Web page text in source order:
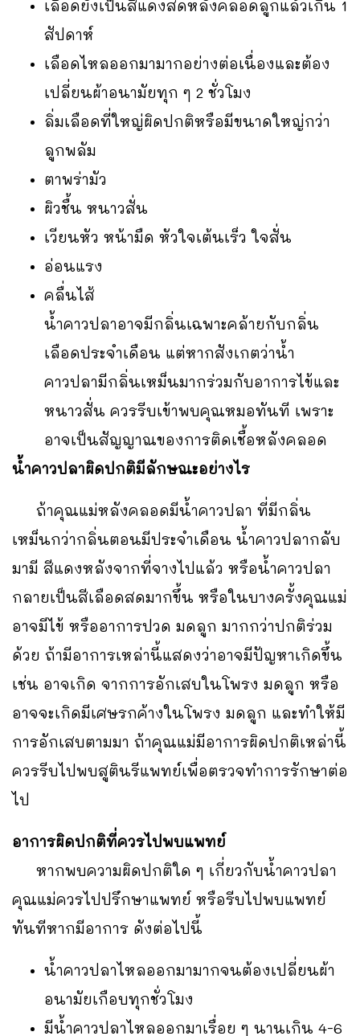
เลือดยังเป็นสีแดงสดหลังคลอดลูกแล้วเกิน 1
สัปดาห์
เลือดไหลออกมามากอย่างต่อเนื่องและต้อง
เปลี่ยนผ้าอนามัยทุก ๆ 2 ชั่วโมง
ลิ่มเลือดที่ใหญ่ผิดปกติหรือมีขนาดใหญ่กว่า
ลูกพลัม
ตาพร่ามัว
ผิวชื้น หนาวสั่น
เวียนหัว หน้ามืด หัวใจเต้นเร็ว ใจสั่น
อ่อนแรง
คลื่นไส้
น้ำคาวปลาอาจมีกลิ่นเฉพาะคล้ายกับกลิ่น
เลือดประจำเดือน แต่หากสังเกตว่าน้ำ
คาวปลามีกลิ่นเหม็นมากร่วมกับอาการไข้และ
หนาวสั่น ควรรีบเข้าพบคุณหมอทันที เพราะ
อาจเป็นสัญญาณของการติดเชื้อหลังคลอด
น้ำคาวปลาผิดปกติมีลักษณะอย่างไร
ถ้าคุณแม่หลังคลอดมีน้ำคาวปลา ที่มีกลิ่น
เหม็นกว่ากลิ่นตอนมีประจำเดือน น้ำคาวปลากลับ
มามี สีแดงหลังจากที่จางไปแล้ว หรือน้ำคาวปลา
กลายเป็นสีเลือดสดมากขึ้น หรือในบางครั้งคุณแม่
อาจมีไข้ หรืออาการปวด มดลูก มากกว่าปกติร่วม
ด้วย ถ้ามีอาการเหล่านี้แสดงว่าอาจมีปัญหาเกิดขึ้น
เช่น อาจเกิด จากการอักเสบในโพรง มดลูก หรือ
อาจจะเกิดมีเศษรกค้างในโพรง มดลูก และทำให้มี
การอักเสบตามมา ถ้าคุณแม่มีอาการผิดปกติเหล่านี้
ควรรีบไปพบสูตินรีแพทย์เพื่อตรวจทำการรักษาต่อ
ไป
อาการผิดปกติที่ควรไปพบแพทย์
หากพบความผิดปกติใด ๆ เกี่ยวกับน้ำคาวปลา
คุณแม่ควรไปปรึกษาแพทย์ หรือรีบไปพบแพทย์
ทันทีหากมีอาการ ดังต่อไปนี้
น้ำคาวปลาไหลออกมามากจนต้องเปลี่ยนผ้า
อนามัยเกือบทุกชั่วโมง
มีน้ำคาวปลาไหลออกมาเรื่อย ๆ นานเกิน 4-6